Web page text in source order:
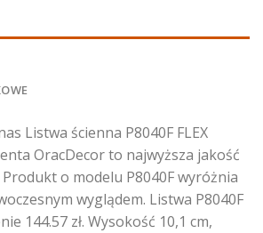
Listwa ścienna P8040F FLEX
OracDecor to najwyższa jakość
o modelu P8040F wyróżnia
wyglądem. Listwa P8040F
144.57 zł. Wysokość 10,1 cm,